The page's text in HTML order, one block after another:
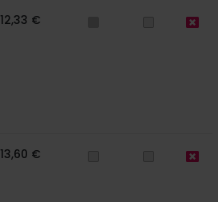
12,33 €
13,60 €